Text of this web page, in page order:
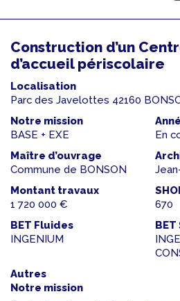
Construction d’un
d’accueil périscolaire
Localisation
Parc des Javelottes 42160
Notre mission
BASE + EXE
En
Maître d’ouvrage
Commune de BONSON
Montant travaux
1 720 000 €
670
BET Fluides
INGENIUM
Autres
Notre mission